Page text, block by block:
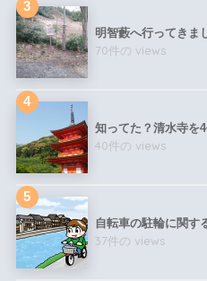
明智藪へ行ってきま
70件の views
知ってた？清水寺を
40件の views
自転車の駐輪に関す
37件の views